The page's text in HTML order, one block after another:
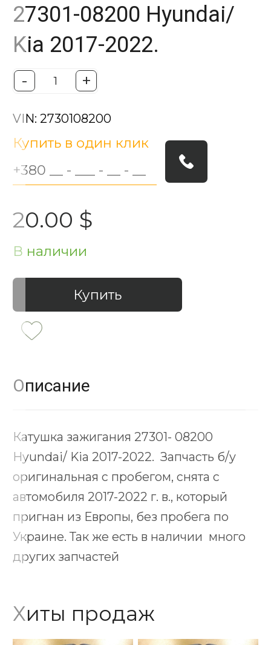
27301-08200 Hyundai/
Kia 2017-2022.
- +
VIN: 2730108200
20.00 $
В наличии
Купить в один клик
Купить
Описание
Катушка зажигания 27301- 08200
Hyundai/ Kia 2017-2022. Запчасть б/у
оригинальная с пробегом, снята с
автомобиля 2017-2022 г. в., который
пригнан из Европы, без пробега по
Украине. Так же есть в наличии много
других запчастей
Хиты продаж